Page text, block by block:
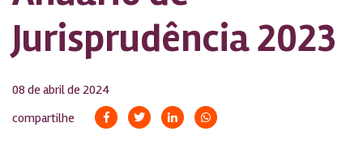
Jurisprudência 2023
08 de abril de 2024
compartilhe